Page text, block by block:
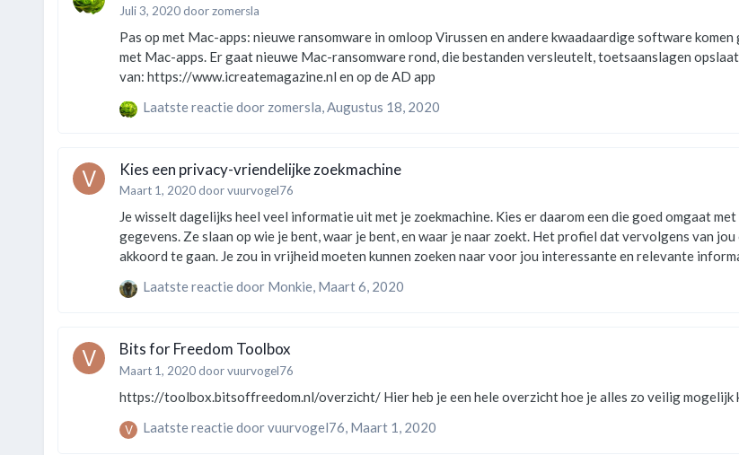
Juli 3, 2020doorzomersla
Pas op met Mac-apps: nieuwe ransomware in omloop Virussen en andere kwaadaardige software komen gelukkig niet vaak voor op een Mac, maar je kunt nu beter oppassen
met Mac-apps. Er gaat nieuwe Mac-ransomware rond, die bestanden versleutelt, toetsaanslagen opslaat en cryptovaluta steelt. Dit moet
van: https://www.icreatemagazine.nl en op de AD app
Laatste reactie door zomersla,Augustus 18, 2020
Kies een privacy-vriendelijke zoekmachine
Maart 1, 2020doorvuurvogel76
Je wisselt dagelijks heel veel informatie uit met je zoekmachine. Kies er daarom een die goed omgaat met jouw privacy. Niet alle zoekmachines gaan
gegevens. Ze slaan op wie je bent, waar je bent, en waar je naar zoekt. Het profiel dat vervolgens van
akkoord te gaan. Je zou in vrijheid moeten kunnen zoeken naar voor jou interessante en relevante
Laatste reactie door Monkie, Maart 6, 2020
Bits for Freedom Toolbox
Maart 1, 2020doorvuurvogel76
Laatste reactie doorvuurvogel76, Maart 1, 2020